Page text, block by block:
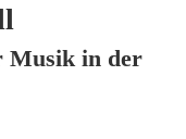
Musik in der